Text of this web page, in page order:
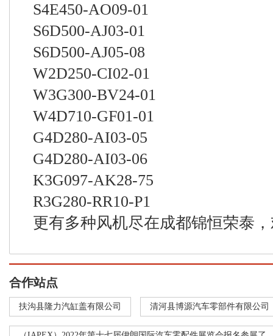
S4E450-AO09-01
S6D500-AJ03-01
S6D500-AJ05-08
W2D250-CI02-01
W3G300-BV24-01
W4D710-GF01-01
G4D280-AI03-05
G4D280-AI03-06
K3G097-AK28-75
R3G280-RR10-P1
更有多种风机尽在成都锦恒荣泰
合作站点
扶沟县隆力汽缸盖有限公司 清河县博源汽车零部件有限公司